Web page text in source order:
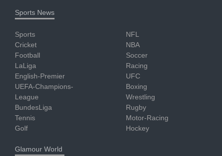
Sports News
Sports
Cricket
Football
LaLiga
English-Premier
UEFA-Champions-
League
BundesLiga
Tennis
Golf
NFL
NBA
Soccer
Racing
UFC
Boxing
Wrestling
Rugby
Motor-Racing
Hockey
Glamour World